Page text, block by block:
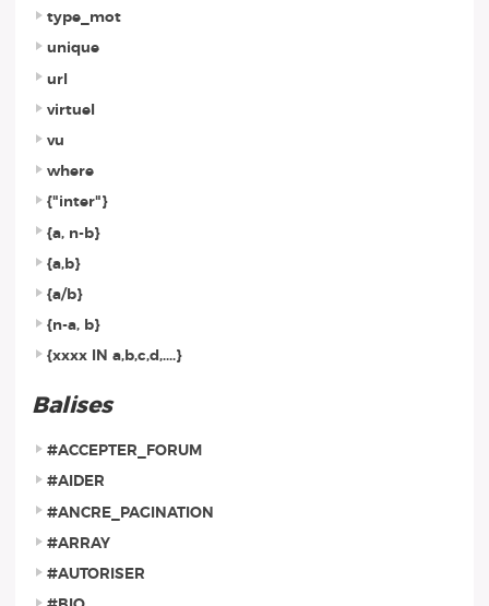
type_mot
unique
url
virtuel
vu
where
{"inter"}
{a, n-b}
{a,b}
{a/b}
{n-a, b}
{xxxx IN a,b,c,d,....}
Balises
#ACCEPTER_FORUM
#AIDER
#ANCRE_PAGINATION
#ARRAY
#AUTORISER